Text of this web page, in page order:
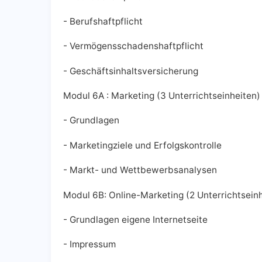
- Berufshaftpflicht
- Vermögensschadenshaftpflicht
- Geschäftsinhaltsversicherung
Modul 6A : Marketing (3 Unterrichtseinheiten)
- Grundlagen
- Marketingziele und Erfolgskontrolle
- Markt- und Wettbewerbsanalysen
Modul 6B: Online-Marketing (2
- Grundlagen eigene Internetseite
- Impressum